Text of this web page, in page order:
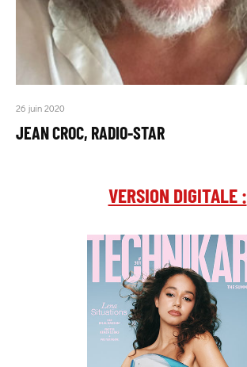
26 juin 2020
JEAN CROC, RADIO-STAR
VERSION DIGITALE :